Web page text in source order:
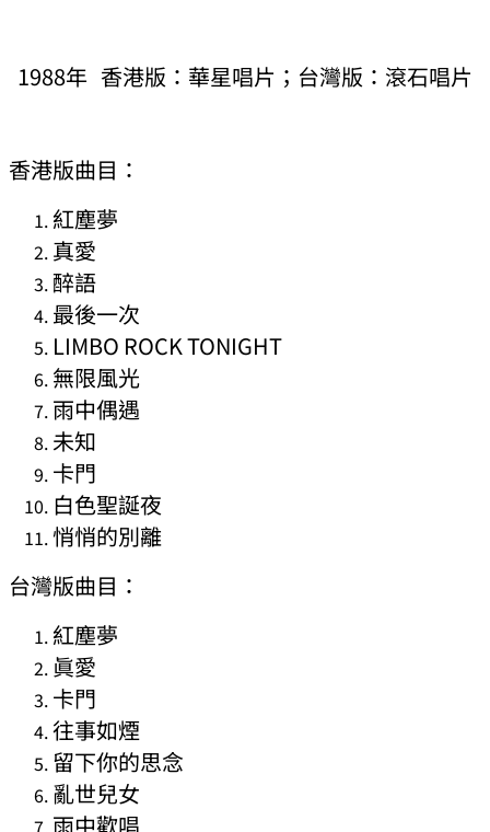
1988年 香港版：華星唱片；台灣版：滾石唱片
香港版曲目：
紅塵夢
真愛
醉語
最後一次
LIMBO ROCK TONIGHT
無限風光
雨中偶遇
未知
卡門
白色聖誕夜
悄悄的別離
台灣版曲目：
紅塵夢
眞愛
卡門
往事如煙
留下你的思念
亂世兒女
雨中歡唱